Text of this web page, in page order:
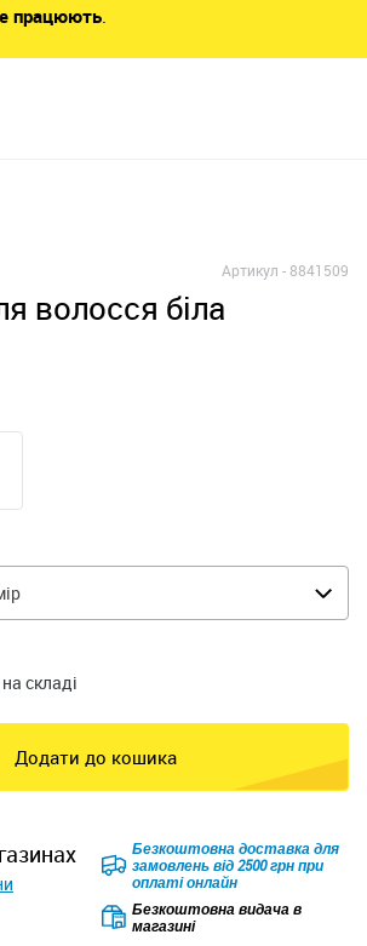
працюють.
Артикул -8841509
волосся біла
складі
Додати до кошика
Безкоштовна доставка для
замовлень від 2500 грн при
оплаті онлайн
Безкоштовна видача в
магазині